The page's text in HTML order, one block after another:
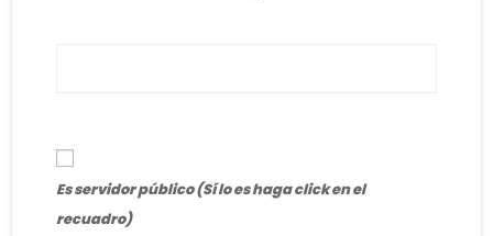
Es servidor público (Sí lo es haga click en el
recuadro)